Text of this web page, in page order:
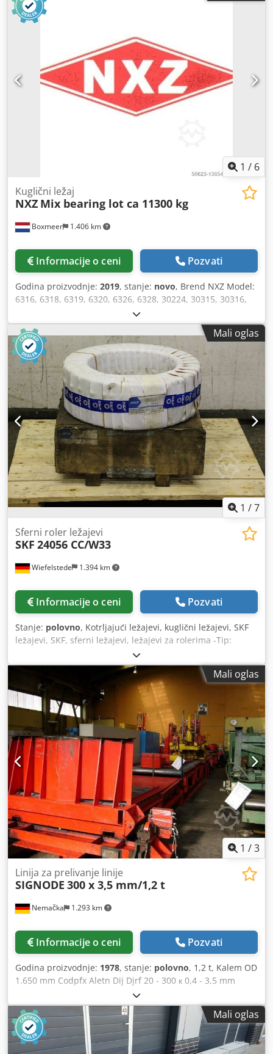
1 / 6
Boxmeer 1.406 km
Kuglični ležaj
NXZ Mix bearing lot ca 11300 kg
Informacije o ceni Pozvati
Godina proizvodnje: 2019, stanje: novo, Brend NXZ Model:
6316, 6318, 6319, 6320, 6326, 6328, 30224, 30315, 30316,
30324, 30328, 30330, 32221, 32315, 32316, 32316, 32316
Godina gradnje: nekorukovana Težina (Kg) ca 11360
Napravljeno u Kini Komentari Jednostruko spakovani ili
upakovani, spakovani u kartone za više delova Prodaja
samo kao puna količina Credoqa An Uepfx Al Def
Mali oglas
1 /7
Wiefelstede 1.394 km
Sferni roler ležajevi
SKF 24056 CC/W33
Informacije o ceni Pozvati
Stanje: polovno, Kotrljajući ležajevi, kuglični ležajevi, SKF
ležajevi, SKF, sferni ležajevi, ležajevi za rolerima -Tip:
24056 CC/ W33 - Podmazivanje žleba Crjdpjd Nw H Ajfx Al
Djf -Bore: Ø 280 mm -Vanseriji prečnik: 420 mm -Širina:
Mali oglas
1 /3
Nemačka 1.293 km
Linija za prelivanje linije
SIGNODE 300 x 3,5 mm/1,2 t
Informacije o ceni Pozvati
Godina proizvodnje: 1978, stanje: polovno, 1,2 t, Kalem OD
1.650 mm Codpfx Aletn Dij Djrf 20 - 300 к 0,4 - 3,5 mm
Mali oglas